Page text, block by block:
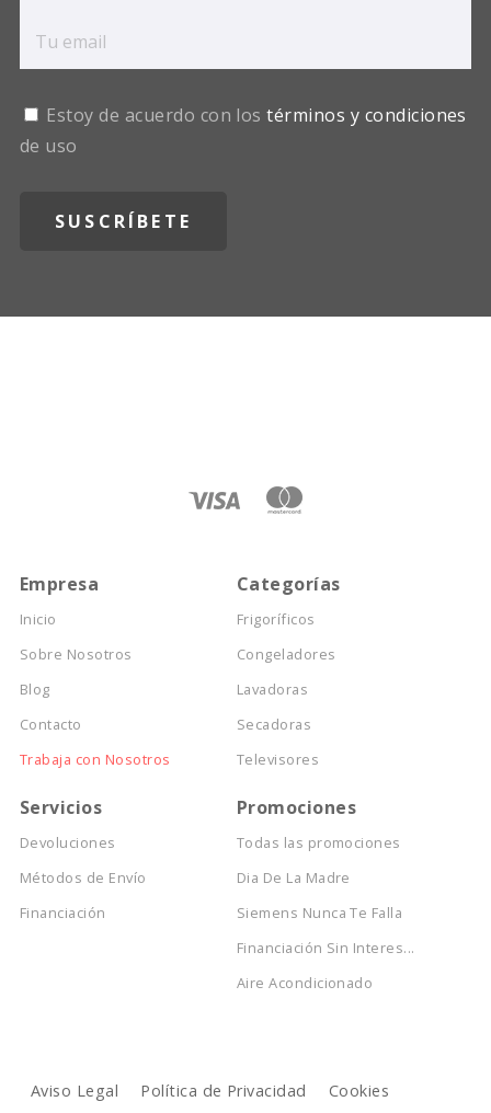
Estoy de acuerdo con lostérminos y condiciones
de uso
Empresa
Inicio
Sobre Nosotros
Blog
Contacto
Trabaja con Nosotros
Categorías
Frigoríficos
Congeladores
Lavadoras
Secadoras
Televisores
Servicios
Devoluciones
Promociones
Todas las promociones
Dia De La Madre
Siemens Nunca Te Falla